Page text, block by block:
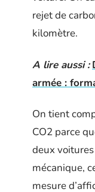
rejet de
kilomètre.
A lire aussi :
armée :
On tient
CO2 parce
deux
mécanique,
mesure